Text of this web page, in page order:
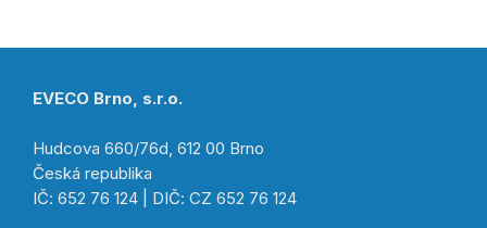
EVECO Brno, s.r.o.
Hudcova 660/76d, 612 00 Brno
Česká republika
IČ: 652 76 124 | DIČ: CZ 652 76 124